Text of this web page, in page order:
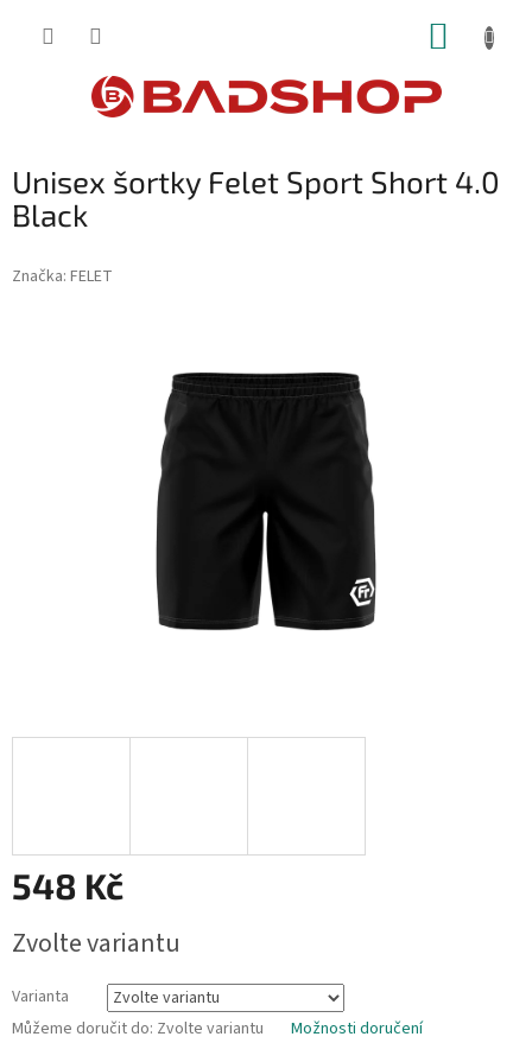
Unisex šortky Felet Sport Short 4.0
Black
Značka: FELET
548 Kč
cena:
Zvolte variantu
Varianta
Můžeme doručit do: Zvolte variantu Možnosti doručení